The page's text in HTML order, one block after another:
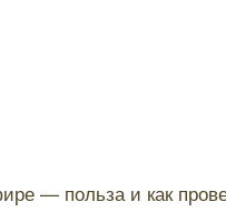
— польза и как